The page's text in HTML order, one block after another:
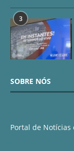
3
SOBRE NÓS
Portal de Notícias